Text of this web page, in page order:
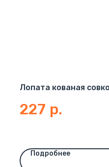
Лопата кованая
227 р.
Подробнее